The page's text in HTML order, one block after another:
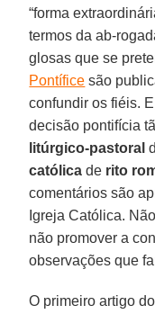
“forma
termos da ab-
glosas que se
Pontífice são
confundir os fiéis.
decisão pontifícia
litúrgico-pastoral
católica de rito
comentários são
Igreja Católica.
não promover a
observações que
O primeiro artigo